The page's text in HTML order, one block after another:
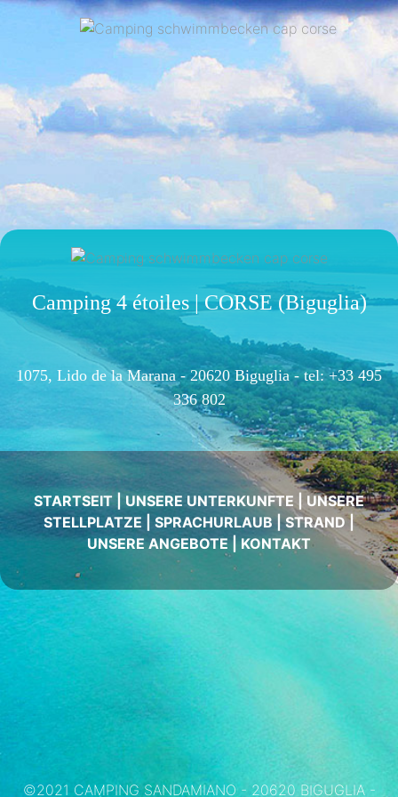
Camping 4 étoiles | CORSE (Biguglia)
1075, Lido de la Marana - 20620 Biguglia - tel: +33 495
336 802
STARTSEIT | UNSERE UNTERKUNFTE
UNSERE
STELLPLATZE
SPRACHURLAUB|STRAND|
UNSERE ANGEBOTE| KONTAKT
©2021 CAMPING SANDAMIANO - 20620 BIGUGLIA -